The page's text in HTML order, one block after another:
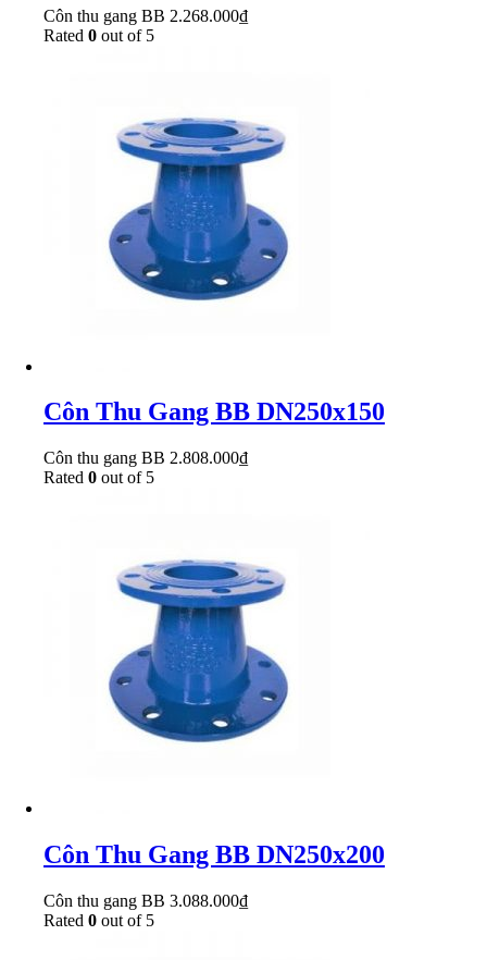
Côn thu gang BB 2.268.000₫
Rated 0 out of 5
Côn Thu Gang BB DN250x150
Côn thu gang BB 2.808.000₫
Rated 0 out of 5
Côn Thu Gang BB DN250x200
Côn thu gang BB 3.088.000₫
Rated 0 out of 5